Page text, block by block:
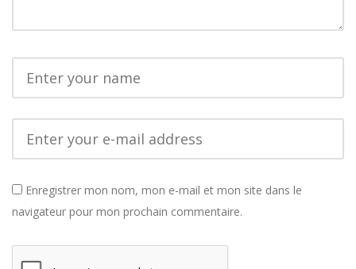
Enregistrer mon nom, mon e-mail et mon site dans le
navigateur pour mon prochain commentaire.